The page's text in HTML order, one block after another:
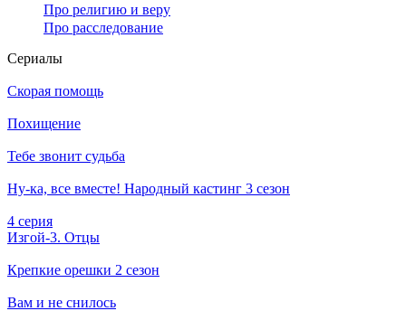
Про религию и веру
Про расследование
Се­риа­лы
Скорая помощь
Похищение
Тебе звонит судьба
Ну-ка, все вместе! Народный кастинг 3 сезон
4 серия
Изгой-3. Отцы
Крепкие орешки 2 сезон
Вам и не снилось